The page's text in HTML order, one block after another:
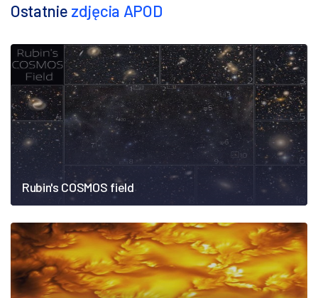
Ostatnie zdjęcia APOD
Rubin's COSMOS field